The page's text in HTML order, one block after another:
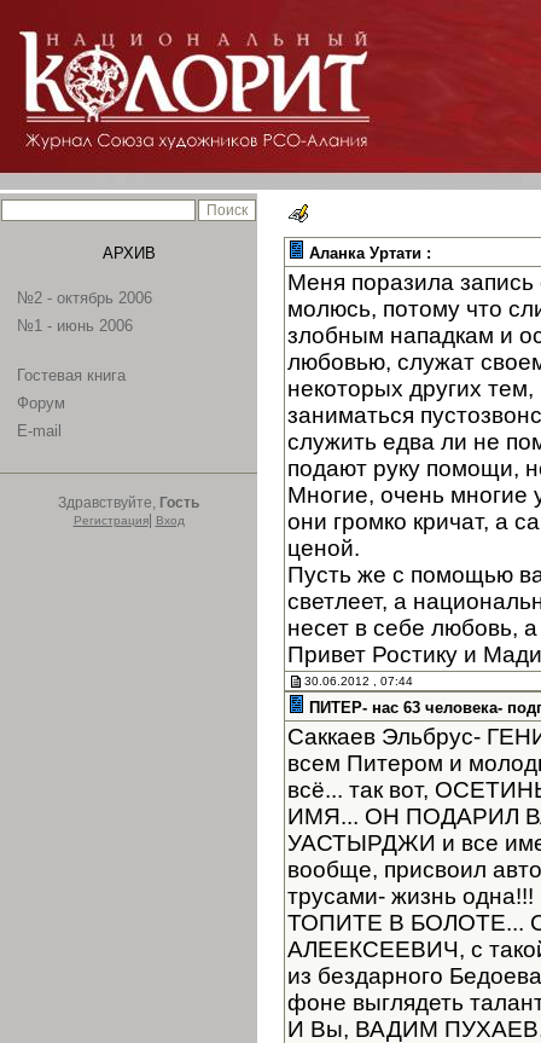
АРХИВ
№2 - октябрь 2006
№1 - июнь 2006
Гостевая книга
Форум
E-mail
Здравствуйте, Гость
Регистрация| Вход
Аланка Уртати :
Меня поразила
молюсь, потому что
злобным нападкам и
любовью, служат
некоторых других
заниматься
служить едва ли не
подают руку помощи,
Многие, очень многие
они громко кричат, а
ценой.
Пусть же с помощью
светлеет, а
несет в себе любовь,
Привет Ростику и
30.06.2012 , 07:44
ПИТЕР- нас 63 человека-
Саккаев Эльбрус-
всем Питером и
всё... так вот,
ИМЯ... ОН ПОДАРИЛ
УАСТЫРДЖИ и все
вообще, присвоил
трусами- жизнь
ТОПИТЕ В БОЛОТЕ...
АЛЕЕКСЕЕВИЧ, с такой
из бездарного
фоне выглядеть
И Вы, ВАДИМ ПУХАЕВ,